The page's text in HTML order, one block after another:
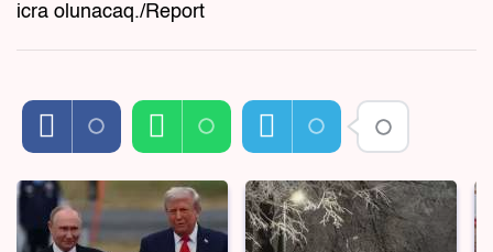
icra olunacaq./Report